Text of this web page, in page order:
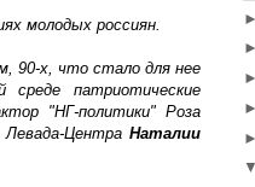
молодых россиян.
90-х, что стало для нее
среде патриотические
"НГ-политики" Роза
Центра Наталии